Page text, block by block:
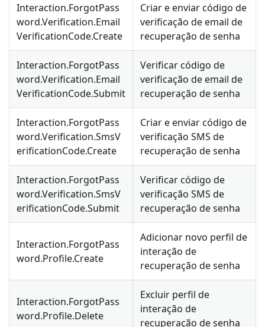
Interaction.ForgotPass
word.Verification.Email
VerificationCode.Create
Criar e enviar código de
verificação de email de
recuperação de senha
Interaction.ForgotPass
word.Verification.Email
VerificationCode.Submit
Verificar código de
verificação de email de
recuperação de senha
Interaction.ForgotPass
word.Verification.SmsV
erificationCode.Create
Criar e enviar código de
verificação SMS de
recuperação de senha
Interaction.ForgotPass
word.Verification.SmsV
erificationCode.Submit
Verificar código de
verificação SMS de
recuperação de senha
Interaction.ForgotPass
word.Profile.Create
Adicionar novo perfil de
interação de
recuperação de senha
Interaction.ForgotPass
word.Profile.Delete
Excluir perfil de
interação de
recuperação de senha